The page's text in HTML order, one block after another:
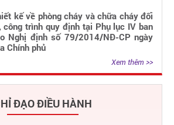
kế về phòng cháy và chữa cháy đối
trình quy định tại Phụ lục IV ban
Nghị định số 79/2014/NĐ-CP ngày
Chính phủ
Xem thêm >>
ĐẠO ĐIỀU HÀNH